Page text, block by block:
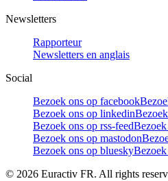
Newsletters
Rapporteur
Newsletters en anglais
Social
Bezoek ons op facebook
Bezoek ons op linkedin
Bezoek ons op rss-feed
Bezoek ons op mastodon
Bezoek ons op bluesky
© 2026 Euractiv FR. All rights